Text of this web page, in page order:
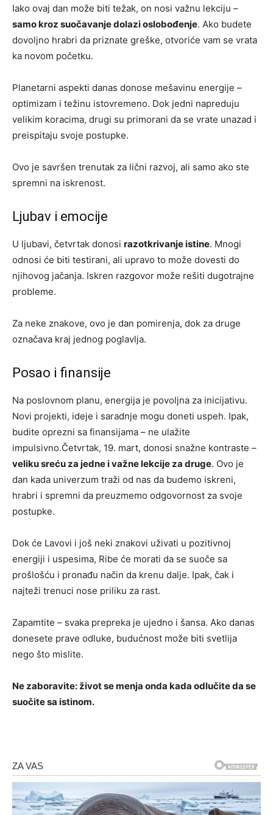
Iako ovaj dan može biti težak, on nosi važnu lekciju –
samo kroz suočavanje dolazi oslobođenje. Ako budete
dovoljno hrabri da priznate greške, otvoriće vam se vrata
ka novom početku.
Planetarni aspekti danas donose mešavinu energije –
optimizam i težinu istovremeno. Dok jedni napreduju
velikim koracima, drugi su primorani da se vrate unazad i
preispitaju svoje postupke.
Ovo je savršen trenutak za lični razvoj, ali samo ako ste
spremni na iskrenost.
Ljubav i emocije
U ljubavi, četvrtak donosi razotkrivanje istine. Mnogi
odnosi će biti testirani, ali upravo to može dovesti do
njihovog jačanja. Iskren razgovor može rešiti dugotrajne
probleme.
Za neke znakove, ovo je dan pomirenja, dok za druge
označava kraj jednog poglavlja.
Posao i finansije
Na poslovnom planu, energija je povoljna za inicijativu.
Novi projekti, ideje i saradnje mogu doneti uspeh. Ipak,
budite oprezni sa finansijama – ne ulažite
impulsivno.Četvrtak, 19. mart, donosi snažne kontraste –
veliku sreću za jedne i važne lekcije za druge. Ovo je
dan kada univerzum traži od nas da budemo iskreni,
hrabri i spremni da preuzmemo odgovornost za svoje
postupke.
Dok će Lavovi i još neki znakovi uživati u pozitivnoj
energiji i uspesima, Ribe će morati da se suoče sa
prošlošću i pronađu način da krenu dalje. Ipak, čak i
najteži trenuci nose priliku za rast.
Zapamtite – svaka prepreka je ujedno i šansa. Ako danas
donesete prave odluke, budućnost može biti svetlija
nego što mislite.
Ne zaboravite: život se menja onda kada odlučite da se
suočite sa istinom.